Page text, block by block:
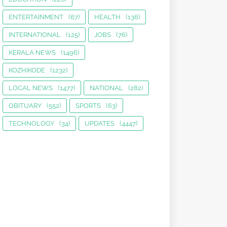
ENTERTAINMENT (67) HEALTH (136)
INTERNATIONAL (125) JOBS (76)
KERALA NEWS (1496)
KOZHIKODE (1232)
LOCAL NEWS (1477) NATIONAL (282)
OBITUARY (552) SPORTS (63)
TECHNOLOGY (34) UPDATES (4447)